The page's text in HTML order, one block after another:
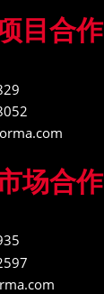
目合作
场合作